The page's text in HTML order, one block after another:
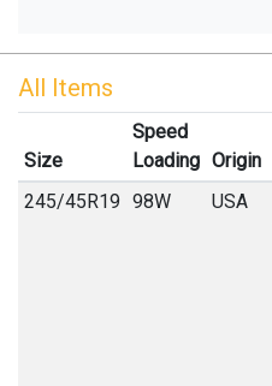
All Items
Size
Speed
Loading Origin
245/45R19 98W USA